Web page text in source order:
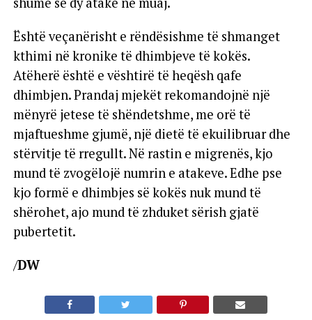
Është veçanërisht e rëndësishme të shmanget
kthimi në kronike të dhimbjeve të kokës.
Atëherë është e vështirë të heqësh qafe
dhimbjen. Prandaj mjekët rekomandojnë një
mënyrë jetese të shëndetshme, me orë të
mjaftueshme gjumë, një dietë të ekuilibruar dhe
stërvitje të rregullt. Në rastin e migrenës, kjo
mund të zvogëlojë numrin e atakeve. Edhe pse
kjo formë e dhimbjes së kokës nuk mund të
shërohet, ajo mund të zhduket sërish gjatë
pubertetit.
/DW